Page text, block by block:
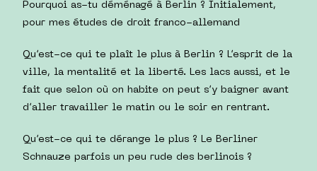
Pourquoi as-tu déménagé à Berlin ? Initialement,
pour mes études de droit franco-allemand
Qu’est-ce qui te plaît le plus à Berlin ? L’esprit de la
ville, la mentalité et la liberté. Les lacs aussi, et le
fait que selon où on habite on peut s’y baigner avant
d’aller travailler le matin ou le soir en rentrant.
Qu’est-ce qui te dérange le plus ? Le Berliner
Schnauze parfois un peu rude des berlinois ?